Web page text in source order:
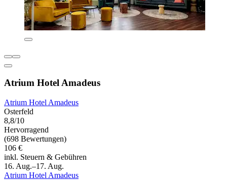
Atrium Hotel Amadeus
Atrium Hotel Amadeus
Osterfeld
8,8/10
Hervorragend
(698 Bewertungen)
106 €
inkl. Steuern & Gebühren
16. Aug.–17. Aug.
Atrium Hotel Amadeus